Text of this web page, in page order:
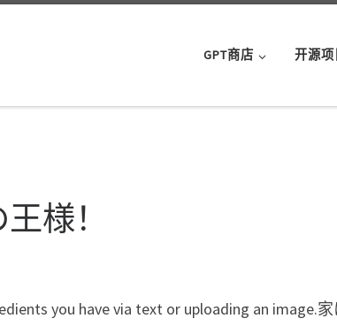
GPT商店 开源项
様！
you have via text or uploading an